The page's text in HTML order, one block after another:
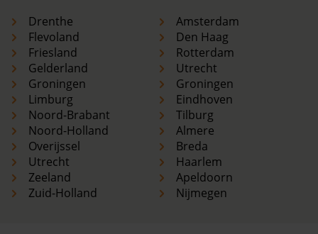
Drenthe
Flevoland
Friesland
Gelderland
Groningen
Limburg
Noord-Brabant
Noord-Holland
Overijssel
Utrecht
Zeeland
Zuid-Holland
Amsterdam
Den Haag
Rotterdam
Utrecht
Groningen
Eindhoven
Tilburg
Almere
Breda
Haarlem
Apeldoorn
Nijmegen